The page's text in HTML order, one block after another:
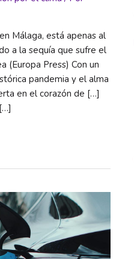
Málaga, está apenas al
a la sequía que sufre el
(Europa Press) Con un
pandemia y el alma
en el corazón de […]